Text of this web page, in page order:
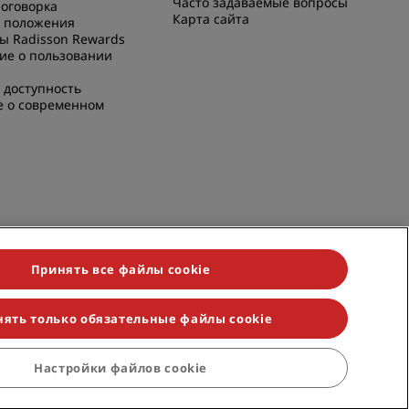
положения
Radisson Rewards
о пользовании
о современном
Карта сайта
Park Plaza, Park Inn, Country Inn & Suites, Prize by
Принять все файлы cookie
только обязательные файлы cookie
Настройки файлов cookie